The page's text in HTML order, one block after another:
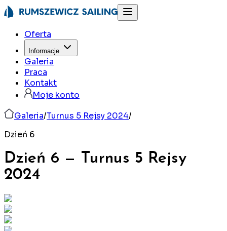
Oferta
Informacje
Galeria
Praca
Kontakt
Moje konto
Galeria/Turnus 5 Rejsy 2024/
Dzień 6
Dzień 6 —
Turnus 5 Rejsy
2024